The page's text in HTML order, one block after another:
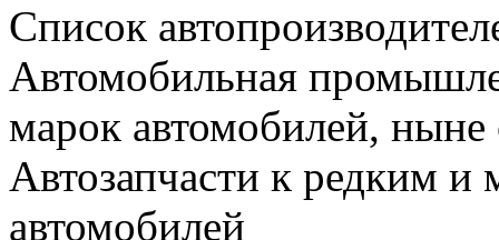
Список
Автомобильная
марок автомобилей,
Автозапчасти к редким
автомобилей